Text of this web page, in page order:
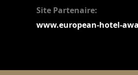
Site Partenaire:
www.european-hotel-